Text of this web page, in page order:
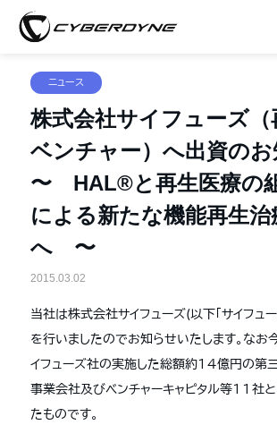
ニュース
株式会社サイフューズ（
ベンチャー）へ出資の
〜 HAL®と再生医療の
による新たな機能再生治
へ 〜
2015.03.02
当社は株式会社サイフューズ(以下「サイフュ
を行いましたのでお知らせいたします。なお
イフューズ社の実施した総額約１４億円の第
事業会社及びベンチャーキャピタル等１１社
たものです。